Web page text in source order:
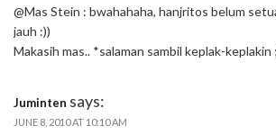
@Mas Stein : bwahahaha, hanjritos belum
jauh :))
Makasih mas.. *salaman sambil keplak-keplakin
Juminten says:
JUNE 8, 2010 AT 10:10 AM